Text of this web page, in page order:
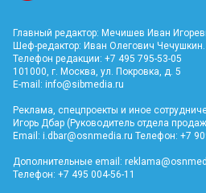
Главный редактор: Мечишев Иван
Шеф-редактор: Иван Олегович Чечушкин.
Телефон редакции: +7 495 795-53-05
101000, г. Москва, ул. Покровка, д. 5
E-mail: info@sibmedia.ru
Реклама, спецпроекты и иное
Игорь Дбар (Руководитель отдела
Email: i.dbar@osnmedia.ru Телефон: +7
Дополнительные email:
Телефон: +7 495 004-56-11